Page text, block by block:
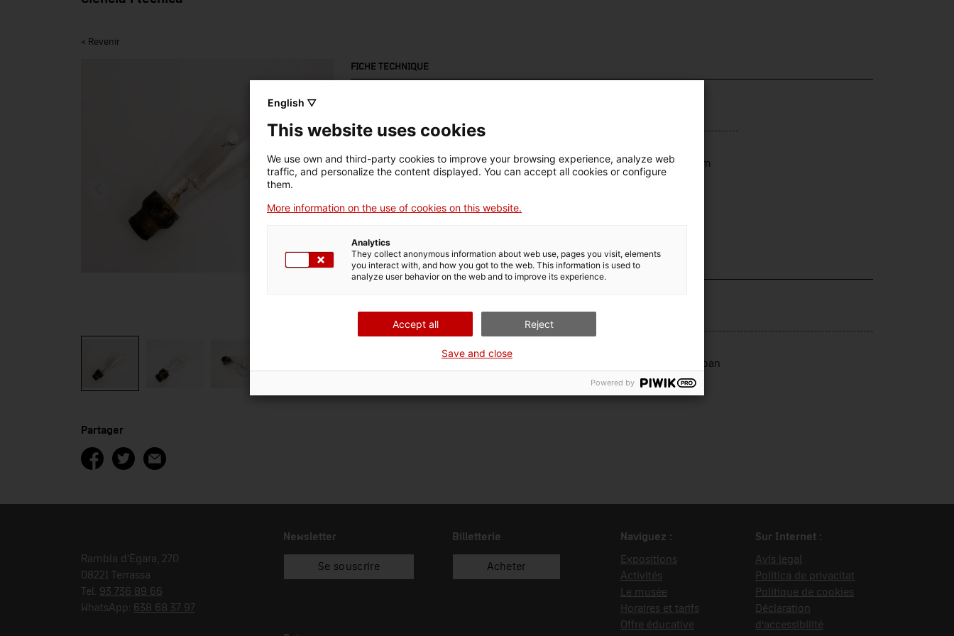
< Revenir
FICHE TECHNIQUE
16240 1880-2011 Dimensions: 16 cm
bufat
DONNÉES DU MUSÉE
Ciència i tècnica
Rosal i Sagalés, Joan
Partager
Rambla d'Ègara, 270
08221 Terrassa
Tel. 93 736 89 66
WhatsApp: 638 68 37 97
Newsletter
Se souscrire
Billetterie
Acheter
Naviguez :
Expositions
Activités
Le musée
Horaires et tarifs
Offre éducative
Sur Internet :
Avís legal
Política de privacitat
Politique de cookies
Déclaration
d’accessibilité
English ▽
This website uses cookies
We use own and third-party cookies to improve your browsing experience, analyze web
traffic, and personalize the content displayed. You can accept all cookies or configure
them.
More information on the use of cookies on this website.
Analytics
They collect anonymous information about web use, pages you visit, elements
you interact with, and how you got to the web. This information is used to
analyze user behavior on the web and to improve its experience.
Accept all Reject
Save and close
Powered by